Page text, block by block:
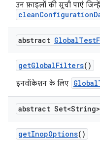
उन फ़ाइलों की सूची पाएं जिन्हें
abstract GlobalTest
getGlobalFilters()
इनवॉकेशन के लिए
abstract Set<String>
getInopOptions()